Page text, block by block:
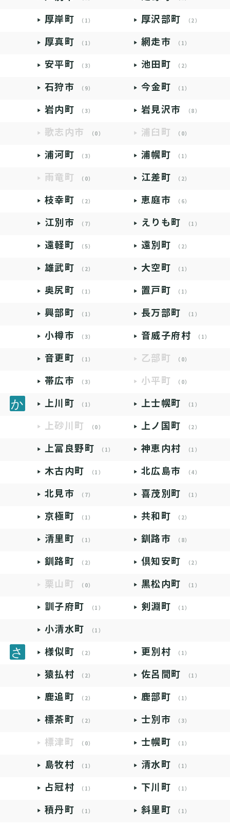
厚岸町 （1） 厚沢部町 （2）
厚真町 （1） 網走市 （1）
安平町 （3） 池田町 （2）
石狩市 （9） 今金町 （1）
岩内町 （3） 岩見沢市 （8）
歌志内市 （0） 浦臼町 （0）
浦河町 （3） 浦幌町 （1）
雨竜町 （0） 江差町 （2）
枝幸町 （2） 恵庭市 （6）
江別市 （7） えりも町 （1）
遠軽町 （5） 遠別町 （2）
雄武町 （2） 大空町 （1）
奥尻町 （1） 置戸町 （1）
興部町 （1） 長万部町 （1）
小樽市 （3） 音威子府村 （1）
音更町 （1） 乙部町 （0）
帯広市 （3） 小平町 （0）
上川町 （1） 上士幌町 （1）
上砂川町 （0） 上ノ国町 （2）
上富良野町 （1） 神恵内村 （1）
木古内町 （1） 北広島市 （4）
北見市 （7） 喜茂別町 （1）
京極町 （1） 共和町 （2）
清里町 （1） 釧路市 （8）
釧路町 （2） 倶知安町 （2）
栗山町 （0） 黒松内町 （1）
訓子府町 （1） 剣淵町 （1）
小清水町 （1）
様似町 （2） 更別村 （1）
猿払村 （2） 佐呂間町 （1）
鹿追町 （2） 鹿部町 （1）
標茶町 （2） 士別市 （3）
標津町 （0） 士幌町 （1）
島牧村 （1） 清水町 （1）
占冠村 （1） 下川町 （1）
積丹町 （1） 斜里町 （1）